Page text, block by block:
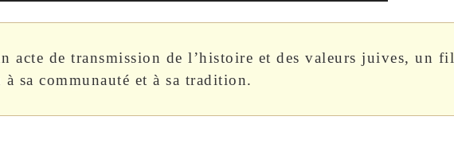
acte de transmission de l’histoire et des valeurs juives, un fil
sa communauté et à sa tradition.